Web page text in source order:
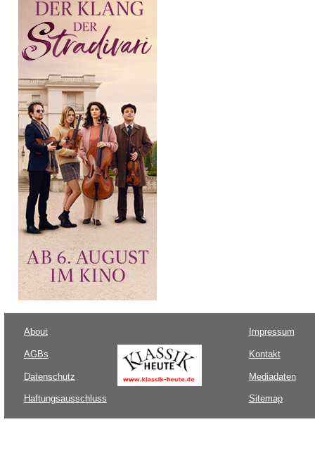
About
AGBs
Datenschutz
Haftungsausschluss
Impressum
Kontakt
Mediadaten
Sitemap